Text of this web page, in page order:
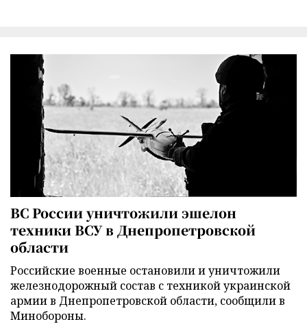
ВС России уничтожили эшелон
техники ВСУ в Днепропетровской
области
Российские военные остановили и уничтожили
железнодорожный состав с техникой украинской
армии в Днепропетровской области, сообщили в
Минобороны.